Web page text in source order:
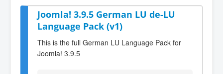
Joomla! 3.9.5 German LU de-LU
Language Pack (v1)
This is the full German LU Language Pack for
Joomla! 3.9.5